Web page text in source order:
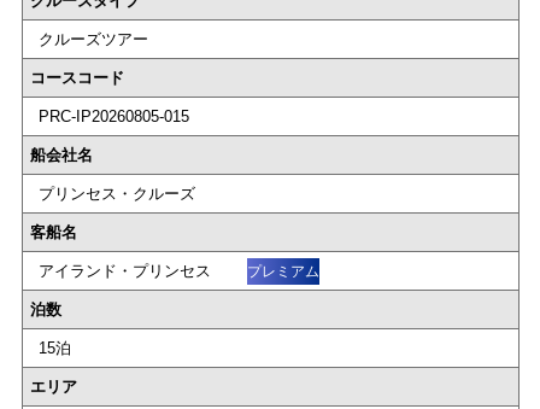
クルーズツアー
コースコード
PRC-IP20260805-015
船会社名
プリンセス・クルーズ
客船名
アイランド・プリンセス プレミアム
泊数
15泊
エリア